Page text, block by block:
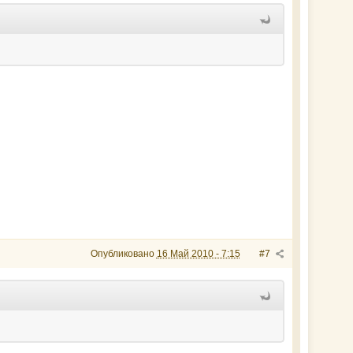
#7
Опубликовано 16 Май 2010 - 7:15